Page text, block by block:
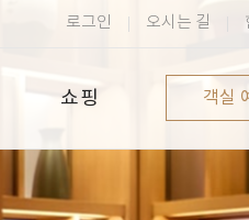
로그인 오시는 길
쇼핑 객실
레스토